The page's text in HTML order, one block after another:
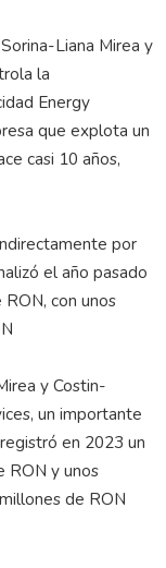
Liana Mirea y
la
Energy
que explota un
casi 10 años,
por
el año pasado
con unos
y Costin-
un importante
en 2023 un
RON y unos
de RON